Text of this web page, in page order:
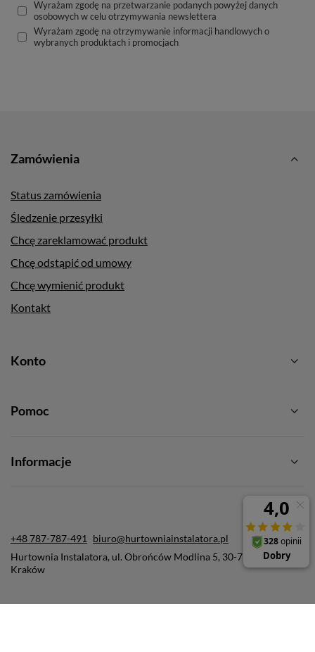
Wyrażam zgodę na przetwarzanie podanych powyżej danych
osobowych w celu otrzymywania newslettera
Wyrażam zgodę na otrzymywanie informacji handlowych o
wybranych produktach i promocjach
Zamówienia
Status zamówienia
Śledzenie przesyłki
Chcę zareklamować produkt
Chcę odstąpić od umowy
Chcę wymienić produkt
Kontakt
Konto
Pomoc
Informacje
+48 787-787-491 biuro@hurtowniainstalatora.pl
Hurtownia Instalatora, ul. Obrońców Modlina 5, 30-733
Kraków